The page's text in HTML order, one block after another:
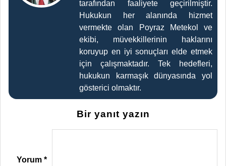
tarafından faaliyete geçirilmiştir.
Hukukun her alanında hizmet
vermekte olan Poyraz Metekol ve
ekibi, müvekkillerinin haklarını
koruyup en iyi sonuçları elde etmek
için çalışmaktadır. Tek hedefleri,
hukukun karmaşık dünyasında yol
gösterici olmaktır.
Bir yanıt yazın
Yorum*